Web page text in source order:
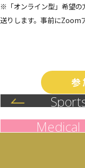
※「オンライン型」希望
送りします。事前にZoom
参
Medical